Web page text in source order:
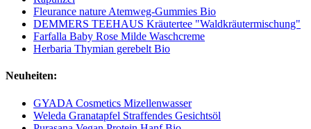
Fleurance nature Atemweg-Gummies Bio
DEMMERS TEEHAUS Kräutertee "Waldkräutermischung"
Farfalla Baby Rose Milde Waschcreme
Herbaria Thymian gerebelt Bio
Neuheiten:
GYADA Cosmetics Mizellenwasser
Weleda Granatapfel Straffendes Gesichtsöl